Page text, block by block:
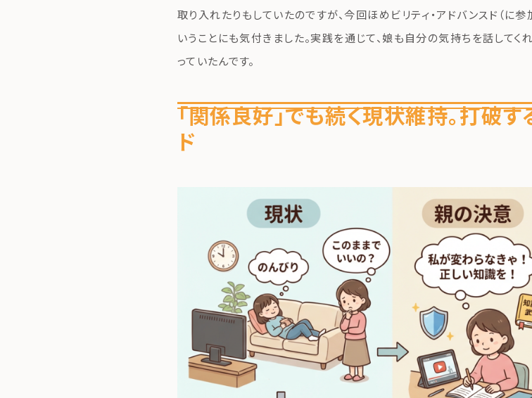
取り入れたりもしていたのですが、今回ほめビリティ・アドバンスド（に
いうことにも気付きました。実践を通じて、娘も自分の気持ちを話して
っていたんです。
「関係良好」でも続く現状維持。打破
ド